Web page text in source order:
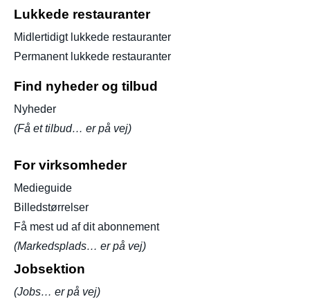
Lukkede restauranter
Midlertidigt lukkede restauranter
Permanent lukkede restauranter
Find nyheder og tilbud
Nyheder
(Få et tilbud… er på vej)
For virksomheder
Medieguide
Billedstørrelser
Få mest ud af dit abonnement
(Markedsplads… er på vej)
Jobsektion
(Jobs… er på vej)